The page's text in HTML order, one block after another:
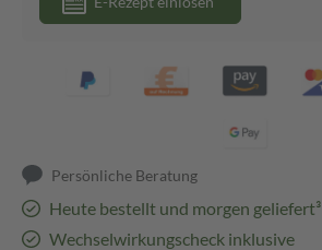
Persönliche Beratung
Heute bestellt und morgen geliefert³
Wechselwirkungscheck inklusive